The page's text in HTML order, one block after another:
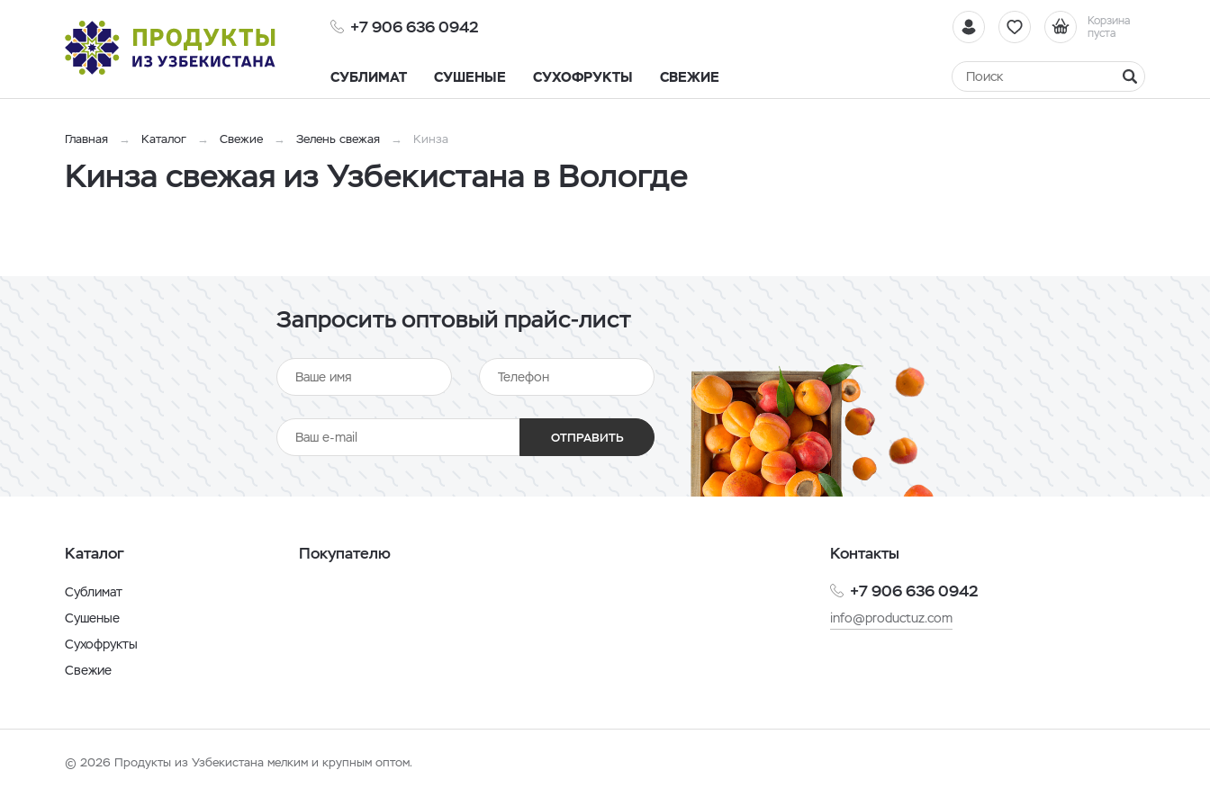
+7 906 636 0942
Корзина
пуста
СУБЛИМАТ СУШЕНЫЕ СУХОФРУКТЫ СВЕЖИЕ
Главная Каталог Свежие Зелень свежая Кинза
Кинза свежая из Узбекистана в Вологде
Запросить оптовый прайс-лист
ОТПРАВИТЬ
Каталог
Сублимат
Сушеные
Сухофрукты
Свежие
Покупателю
Контакты
+7 906 636 0942
info@productuz.com
© 2026 Продукты из Узбекистана мелким и крупным оптом.